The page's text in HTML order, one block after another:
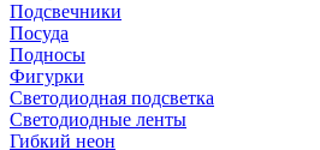
Подсвечники
Посуда
Подносы
Фигурки
Светодиодная подсветка
Светодиодные ленты
Гибкий неон